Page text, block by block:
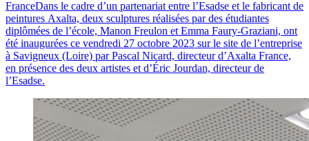
FranceDans le cadre d’un partenariat entre l’Esadse et le fabricant de
peintures Axalta, deux sculptures réalisées par des étudiantes
diplômées de l’école, Manon Freulon et Emma Faury-Graziani, ont
été inaugurées ce vendredi 27 octobre 2023 sur le site de l’entreprise
à Savigneux (Loire) par Pascal Nicard, directeur d’Axalta France,
en présence des deux artistes et d’Éric Jourdan, directeur de
l’Esadse.